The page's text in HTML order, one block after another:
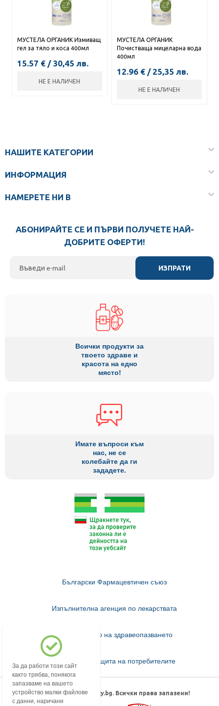
МУСТЕЛА ОРГАНИК Измиващ
гел за тяло и коса 400мл
15.57 € / 30,45 лв.
НЕ Е НАЛИЧЕН
МУСТЕЛА ОРГАНИК
Почистваща мицеларна вода
400мл
12.96 € / 25,35 лв.
НЕ Е НАЛИЧЕН
НАШИТЕ КАТЕГОРИИ
ИНФОРМАЦИЯ
НАМЕРЕТЕ НИ В
АБОНИРАЙТЕ СЕ И ПЪРВИ ПОЛУЧЕТЕ НАЙ-
ДОБРИТЕ ОФЕРТИ!
ИЗПРАТИ
Всички продукти за
твоето здраве и
красота на едно
място!
Имате въпроси към
нас, не се
колебайте да ги
зададете.
Български Фармацевтичен съюз
Изпълнителна агенция по лекарствата
Министерство на здравеопазването
Комисия за защита на потребителите
© 2018-2026 mypharmacy.bg. Всички права запазени!
За да работи този сайт
както трябва, понякога
запазваме на вашето
устройство малки файлове
с данни, наричани